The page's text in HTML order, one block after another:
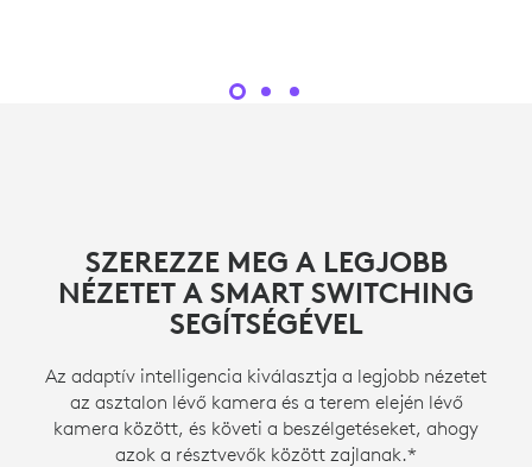
SZEREZZE MEG A LEGJOBB
NÉZETET A SMART SWITCHING
SEGÍTSÉGÉVEL
Az adaptív intelligencia kiválasztja a legjobb nézetet
az asztalon lévő kamera és a terem elején lévő
kamera között, és követi a beszélgetéseket, ahogy
azok a résztvevők között zajlanak.*